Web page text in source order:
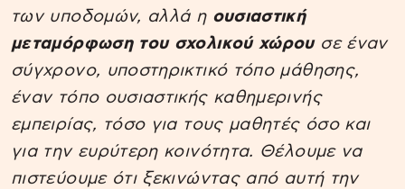
των υποδομών, αλλά η ουσιαστική
μεταμόρφωση του σχολικού χώρουσε έναν
σύγχρονο, υποστηρικτικό τόπο μάθησης,
έναν τόπο ουσιαστικής καθημερινής
εμπειρίας, τόσο για τους μαθητές όσο και
για την ευρύτερη κοινότητα. Θέλουμε να
πιστεύουμε ότι ξεκινώντας από αυτή την